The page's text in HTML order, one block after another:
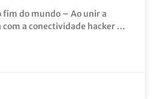
fim do mundo – Ao unir a
com a conectividade hacker …